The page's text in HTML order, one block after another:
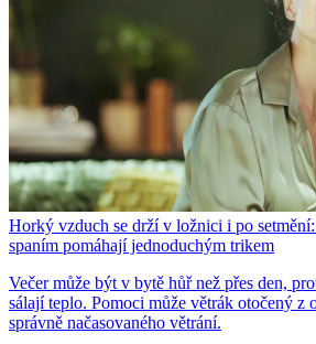
Horký vzduch se drží v ložnici i po
spaním pomáhají jednoduchým trikem
Večer může být v bytě hůř než přes den,
sálají teplo. Pomoci může větrák otočený z
správně načasovaného větrání.